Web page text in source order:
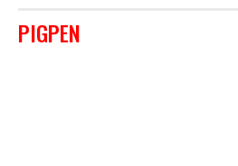
PIGPEN